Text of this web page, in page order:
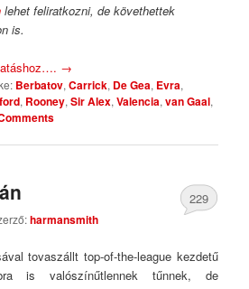
lehet feliratkozni, de követhettek
is.
→
Berbatov,Carrick, De Gea, Evra,
, Rooney,Sir Alex,Valencia,van Gaal,
harmansmith
229
tovaszállt top-of-the-league kezdetű
is valószínűtlennek tűnnek, de